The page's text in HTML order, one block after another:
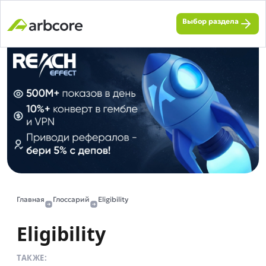
Выбор раздела
Главная Глоссарий Eligibility
Eligibility
ТАКЖЕ: